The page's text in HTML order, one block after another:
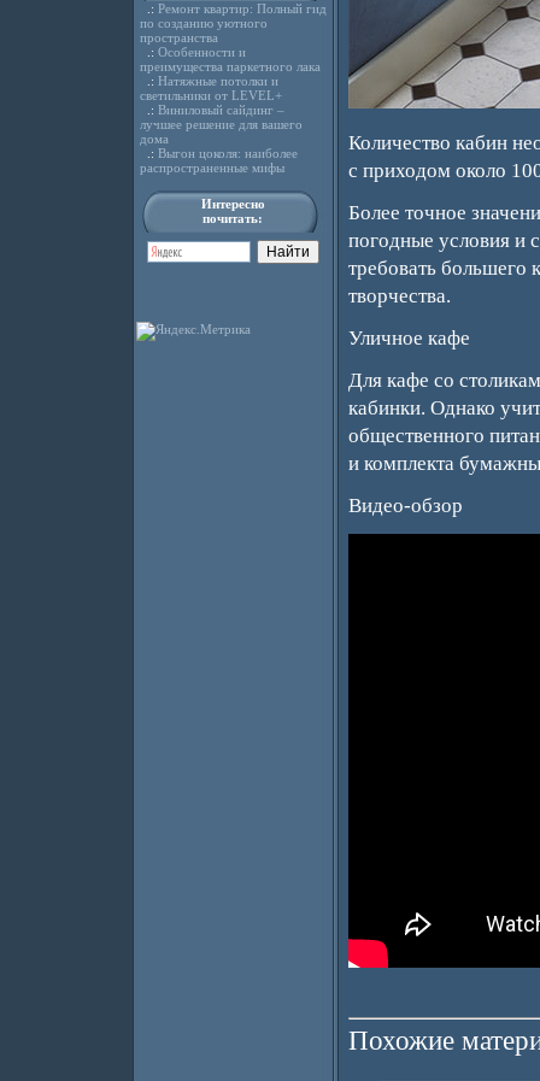
.: Ремонт квартир: Полный гид
по созданию уютного
пространства
.: Особенности и
преимущества паркетного лака
.: Натяжные потолки и
светильники от LEVEL+
.: Виниловый сайдинг –
лучшее решение для вашего
дома
.: Выгон цоколя: наиболее
распространенные мифы
Интересно
почитать:
Количество кабин
с приходом около
Более точное
погодные условия и
требовать большего
творчества.
Уличное кафе
Для кафе со
кабинки. Однако
общественного
и комплекта
Видео-обзор
Похожие